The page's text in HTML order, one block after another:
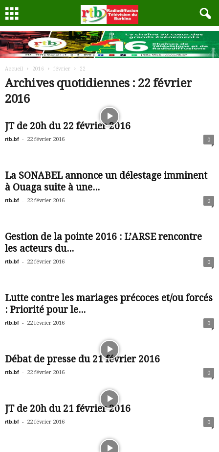
Accueil 2016 février 22
Archives quotidiennes : 22 février
2016
JT de 20h du 22 février 2016
rtb.bf - 22 février 2016 0
La SONABEL annonce un délestage imminent
à Ouaga suite à une...
rtb.bf - 22 février 2016 0
Gestion de la pointe 2016 : L’ARSE rencontre
les acteurs du...
rtb.bf - 22 février 2016 0
Lutte contre les mariages précoces et/ou forcés
: Priorité pour le...
rtb.bf - 22 février 2016 0
Débat de presse du 21 février 2016
rtb.bf - 22 février 2016 0
JT de 20h du 21 février 2016
rtb.bf - 22 février 2016 0